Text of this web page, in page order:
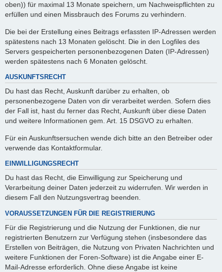
oben)) für maximal 13 Monate speichern, um Nachweispflichten zu
erfüllen und einen Missbrauch des Forums zu verhindern.
Die bei der Erstellung eines Beitrags erfassten IP-Adressen werden
spätestens nach 13 Monaten gelöscht. Die in den Logfiles des
Servers gespeicherten personenbezogenen Daten (IP-Adressen)
werden spätestens nach 6 Monaten gelöscht.
AUSKUNFTSRECHT
Du hast das Recht, Auskunft darüber zu erhalten, ob
personenbezogene Daten von dir verarbeitet werden. Sofern dies
der Fall ist, hast du ferner das Recht, Auskunft über diese Daten
und weitere Informationen gem. Art. 15 DSGVO zu erhalten.
Für ein Auskunftsersuchen wende dich bitte an den Betreiber oder
verwende das Kontaktformular.
EINWILLIGUNGSRECHT
Du hast das Recht, die Einwilligung zur Speicherung und
Verarbeitung deiner Daten jederzeit zu widerrufen. Wir werden in
diesem Fall den Nutzungsvertrag beenden.
VORAUSSETZUNGEN FÜR DIE REGISTRIERUNG
Für die Registrierung und die Nutzung der Funktionen, die nur
registrierten Benutzern zur Verfügung stehen (insbesondere das
Erstellen von Beiträgen, die Nutzung von Privaten Nachrichten und
weitere Funktionen der Foren-Software) ist die Angabe einer E-
Mail-Adresse erforderlich. Ohne diese Angabe ist keine